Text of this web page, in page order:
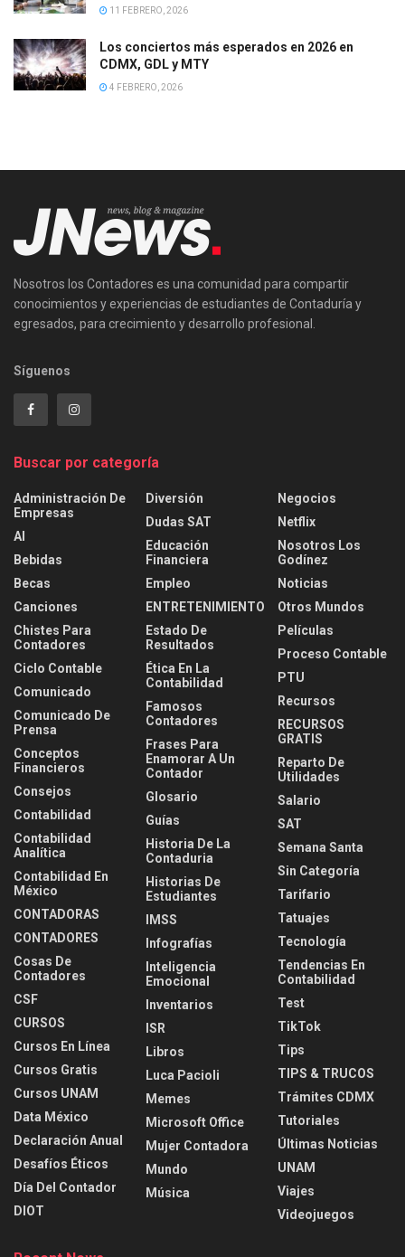
11 FEBRERO, 2026
Los conciertos más esperados en 2026 en
CDMX, GDL y MTY
4 FEBRERO, 2026
Nosotros los Contadores es una comunidad para compartir
conocimientos y experiencias de estudiantes de Contaduría y
egresados, para crecimiento y desarrollo profesional.
Síguenos
Buscar por categoría
Administración De
Empresas
AI
Bebidas
Becas
Canciones
Chistes Para
Contadores
Ciclo Contable
Comunicado
Comunicado De
Prensa
Conceptos
Financieros
Consejos
Contabilidad
Contabilidad
Analítica
Contabilidad En
México
CONTADORAS
CONTADORES
Cosas De
Contadores
CSF
CURSOS
Cursos En Línea
Cursos Gratis
Cursos UNAM
Data México
Declaración Anual
Desafíos Éticos
Día Del Contador
DIOT
Diversión
Dudas SAT
Educación
Financiera
Empleo
ENTRETENIMIENTO
Estado De
Resultados
Ética En La
Contabilidad
Famosos
Contadores
Frases Para
Enamorar A Un
Contador
Glosario
Guías
Historia De La
Contaduria
Historias De
Estudiantes
IMSS
Infografías
Inteligencia
Emocional
Inventarios
ISR
Libros
Luca Pacioli
Memes
Microsoft Office
Mujer Contadora
Mundo
Música
Negocios
Netflix
Nosotros Los
Godínez
Noticias
Otros Mundos
Películas
Proceso Contable
PTU
Recursos
RECURSOS
GRATIS
Reparto De
Utilidades
Salario
SAT
Semana Santa
Sin Categoría
Tarifario
Tatuajes
Tecnología
Tendencias En
Contabilidad
Test
TikTok
Tips
TIPS & TRUCOS
Trámites CDMX
Tutoriales
Últimas Noticias
UNAM
Viajes
Videojuegos